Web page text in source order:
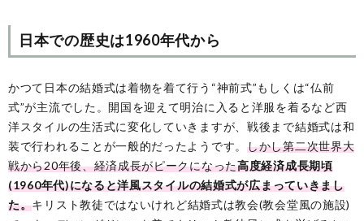
日本での歴史は1960年代から
かつて日本の結婚式は着物を着て行う“神前式”もしくは“仏前
式”が主流でした。開国を迎えて明治に入ると洋服を着るなど西
洋スタイルの生活式に変化していきますが、戦後まで結婚式は和
装で行われることが一般的だったようです。 しかし第二次世界大
戦から20年後、経済成長がピークになった高度経済成長期頃
(1960年代)になると洋風スタイルの結婚式が広まっていきまし
た。キリスト教徒ではないけれど結婚式は教会(教会堂風の施設)